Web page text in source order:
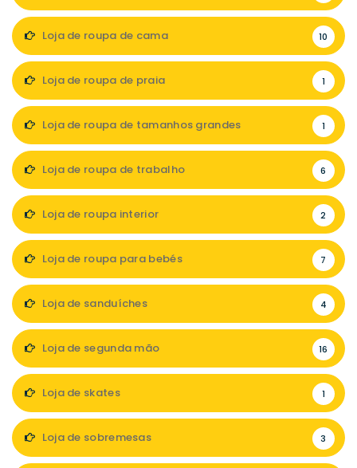
Loja de roupa de cama 10
Loja de roupa de praia 1
Loja de roupa de tamanhos grandes 1
Loja de roupa de trabalho 6
Loja de roupa interior 2
Loja de roupa para bebés 7
Loja de sanduíches 4
Loja de segunda mão 16
Loja de skates 1
Loja de sobremesas 3